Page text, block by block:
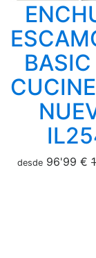
desde 96'99 €